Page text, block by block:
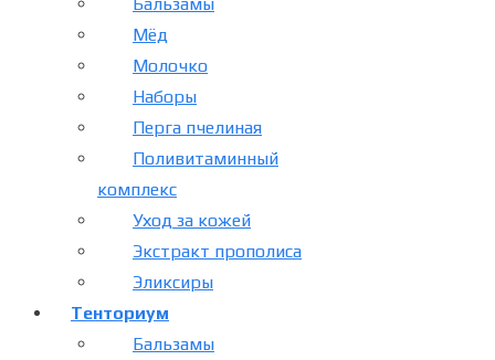
Мёд
Молочко
Наборы
Перга пчелиная
Поливитаминный
комплекс
Уход за кожей
Экстракт прополиса
Эликсиры
Тенториум
Бальзамы